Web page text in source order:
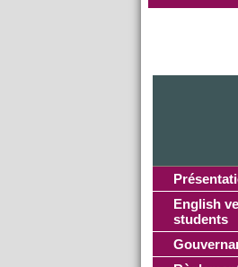
English
students